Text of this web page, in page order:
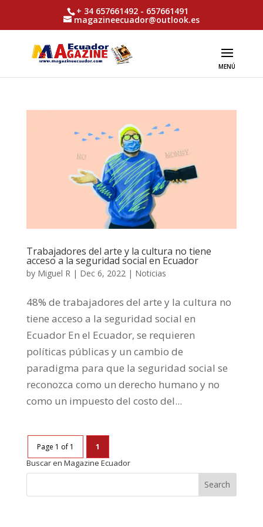
+ 34 657661492 - 657661491
magazineecuador@outlook.es
Trabajadores del arte y la cultura no tiene
acceso a la seguridad social en Ecuador
by Miguel R | Dec 6, 2022 | Noticias
48% de trabajadores del arte y la cultura no
tiene acceso a la seguridad social en
Ecuador En el Ecuador, se requieren
políticas públicas y un cambio de
paradigma para que la seguridad social se
reconozca como un derecho humano y no
como un impuesto del costo del...
Page 1 of 1 1
Buscar en Magazine Ecuador